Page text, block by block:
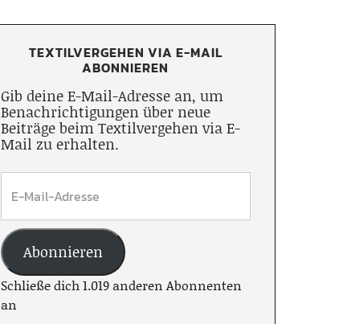
TEXTILVERGEHEN VIA E-MAIL
ABONNIEREN
Gib deine E-Mail-Adresse an, um
Benachrichtigungen über neue
Beiträge beim Textilvergehen via E-
Mail zu erhalten.
Abonnieren
Schließe dich 1.019 anderen Abonnenten
an